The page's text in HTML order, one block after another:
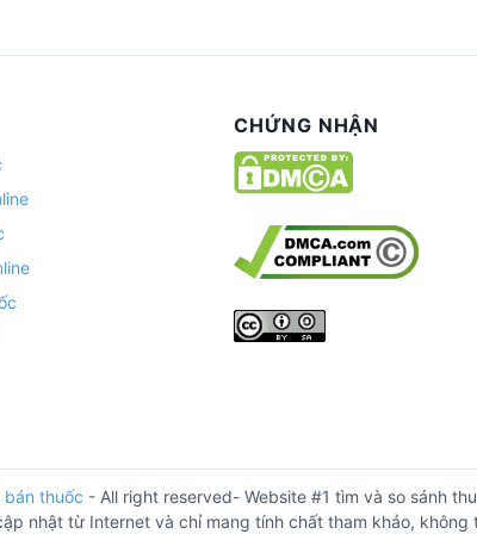
CHỨNG NHẬN
bán thuốc - All right reserved- Website #1 tìm và so sánh
nhật từ Internet và chỉ mang tính chất tham khảo, không